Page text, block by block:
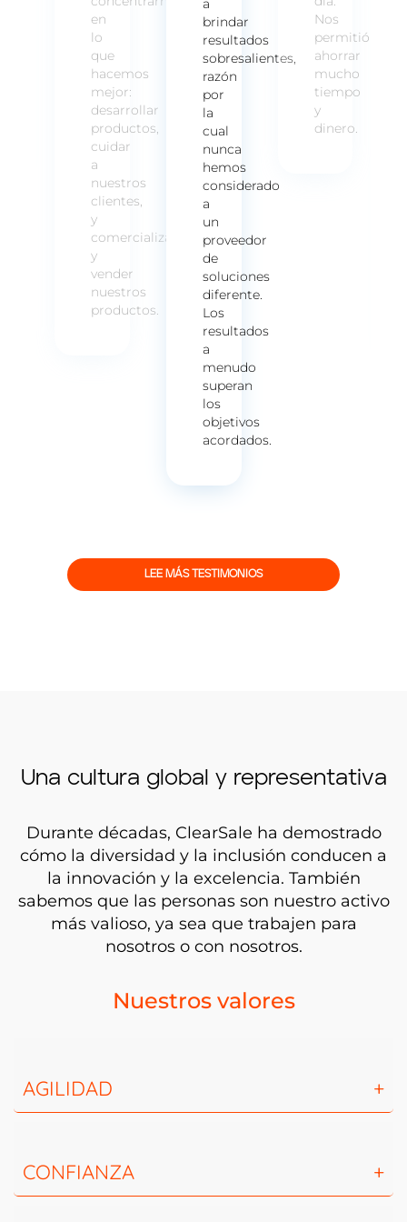
en
lo
que
hacemos
mejor:
desarrollar
productos,
cuidar
a
nuestros
clientes,
y
comercializar
y
vender
nuestros
productos.
a
brindar
resultados
sobresalientes,
razón
por
la
cual
nunca
hemos
considerado
a
un
proveedor
de
soluciones
diferente.
Los
resultados
a
menudo
superan
los
objetivos
acordados.
Nos
permitió
ahorrar
mucho
tiempo
y
dinero.
LEE MÁS TESTIMONIOS
Una cultura global y representativa
Durante décadas, ClearSale ha demostrado
cómo la diversidad y la inclusión conducen a
la innovación y la excelencia. También
sabemos que las personas son nuestro activo
más valioso, ya sea que trabajen para
nosotros o con nosotros.
Nuestros valores
AGILIDAD +
para asegurarnos de seguir siendo audaces, astutos y
pioneros.
CONFIANZA +